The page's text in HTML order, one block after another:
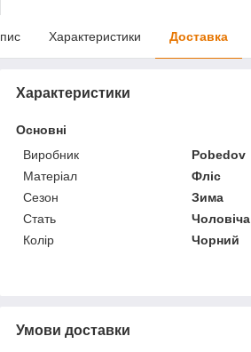
Характеристики Доставка
Характеристики
Основні
Виробник
Pobedov
Матеріал
Фліс
Сезон
Зима
Стать
Чоловіча
Колір
Чорний
Умови доставки